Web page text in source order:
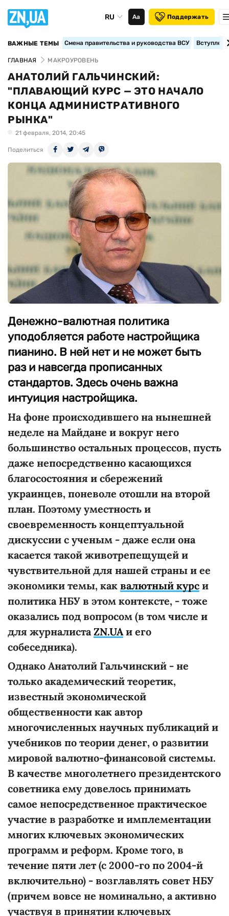
RU Аа Поддержать
ВАЖНЫЕ ТЕМЫ Смена правительства и руководства ВСУ
ГЛАВНАЯ МАКРОУРОВЕНЬ
АНАТОЛИЙ ГАЛЬЧИНСКИЙ:
"ПЛАВАЮЩИЙ КУРС — ЭТО НАЧАЛО
КОНЦА АДМИНИСТРАТИВНОГО
РЫНКА"
21 февраля, 2014, 20:45
Поделиться
Денежно-валютная политика
уподобляется работе настройщика
пианино. В ней нет и не может быть
раз и навсегда прописанных
стандартов. Здесь очень важна
интуиция настройщика.
На фоне происходившего на нынешней
неделе на Майдане и вокруг него
большинство остальных процессов, пусть
даже непосредственно касающихся
благосостояния и сбережений
украинцев, поневоле отошли на второй
план. Поэтому уместность и
своевременность концептуальной
дискуссии с ученым - даже если она
касается такой животрепещущей и
чувствительной для нашей страны и ее
экономики темы, как валютный курс и
политика НБУ в этом контексте, - тоже
оказались под вопросом (в том числе и
для журналистаZN.UAи его
собеседника).
Однако Анатолий Гальчинский - не
только академический теоретик,
известный экономической
общественности как автор
многочисленных научных публикаций и
учебников по теории денег, о развитии
мировой валютно-финансовой системы.
В качестве многолетнего президентского
советника ему довелось принимать
самое непосредственное практическое
участие в разработке и имплементации
многих ключевых экономических
программ и реформ. Кроме того, в
течение пяти лет (с 2000-го по 2004-й
включительно) - возглавлять совет НБУ
(причем вовсе не номинально, а активно
участвуя в принятии ключевых